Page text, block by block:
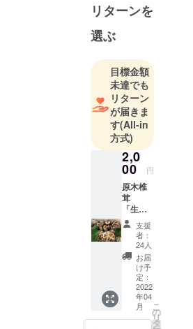
動を行う中
で、太陽光
発電設備下
を利用した
営農型発電
設備（ソー
ラーシェア
リング）を
活用し、原
木椎茸栽培
をはじめた
会社です。
「津山サン
シャイン〜
原木椎茸パ
ネル下暮ら
し〜」と名
づけ、肉厚
で風味の強
い原木椎茸
を販売し、
リターンを
選ぶ
目標金額
未達でも
リターン
が届きま
す(All-in
方式)
2,0
00 円
原木椎
茸
「生」
５００g
内容
量：約
１２
個〜２
０個
（サイ
ズによ
り、多
少の前
支援
者：
24人
お届
け予
定：
2022
年04
月
こ
の
リ
タ